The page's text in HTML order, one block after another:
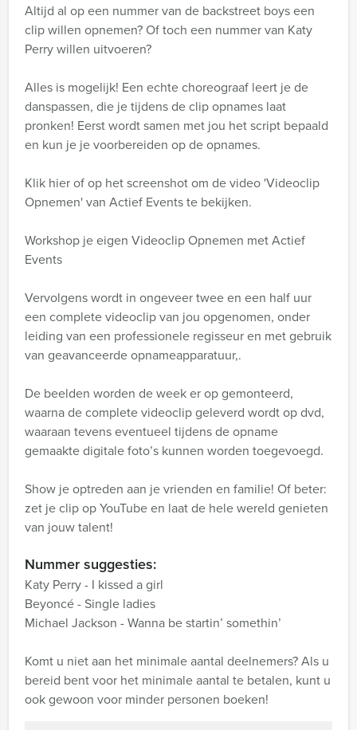
Altijd al op een nummer van de backstreet boys een
clip willen opnemen? Of toch een nummer van Katy
Perry willen uitvoeren?
Alles is mogelijk! Een echte choreograaf leert je de
danspassen, die je tijdens de clip opnames laat
pronken! Eerst wordt samen met jou het script bepaald
en kun je je voorbereiden op de opnames.
Klik hier of op het screenshot om de video 'Videoclip
Opnemen' van Actief Events te bekijken.
Workshop je eigen Videoclip Opnemen met Actief
Events
Vervolgens wordt in ongeveer twee en een half uur
een complete videoclip van jou opgenomen, onder
leiding van een professionele regisseur en met gebruik
van geavanceerde opnameapparatuur,.
De beelden worden de week er op gemonteerd,
waarna de complete videoclip geleverd wordt op dvd,
waaraan tevens eventueel tijdens de opname
gemaakte digitale foto’s kunnen worden toegevoegd.
Show je optreden aan je vrienden en familie! Of beter:
zet je clip op YouTube en laat de hele wereld genieten
van jouw talent!
Nummer suggesties:
Katy Perry - I kissed a girl
Beyoncé - Single ladies
Michael Jackson - Wanna be startin’ somethin’
Komt u niet aan het minimale aantal deelnemers? Als u
bereid bent voor het minimale aantal te betalen, kunt u
ook gewoon voor minder personen boeken!